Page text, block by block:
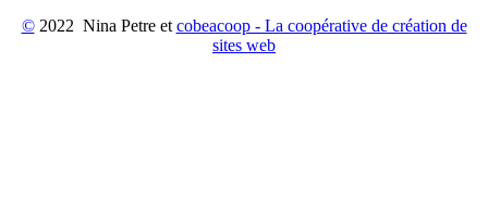
©2022 Nina Petre et cobeacoop - La coopérative de création de
sites web